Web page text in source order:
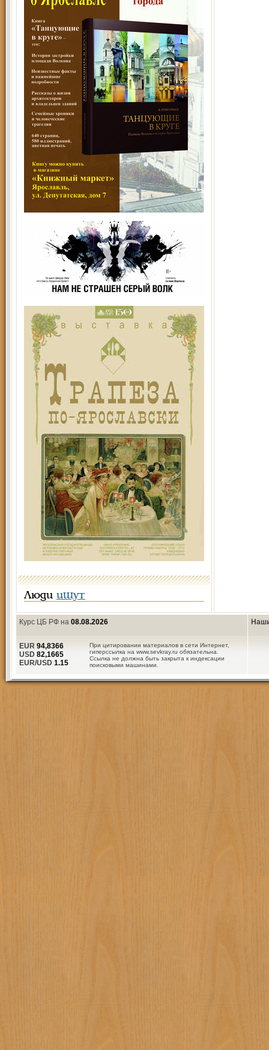
Люди ищут
Курс ЦБ РФ на 08.08.2026
При цитировании материалов в сети Интернет,
гиперссылка на www.sevkray.ru обязательна.
Ссылка не должна быть закрыта к индексации
поисковыми машинами.
EUR 94,8366
USD 82,1665
EUR/USD 1.15